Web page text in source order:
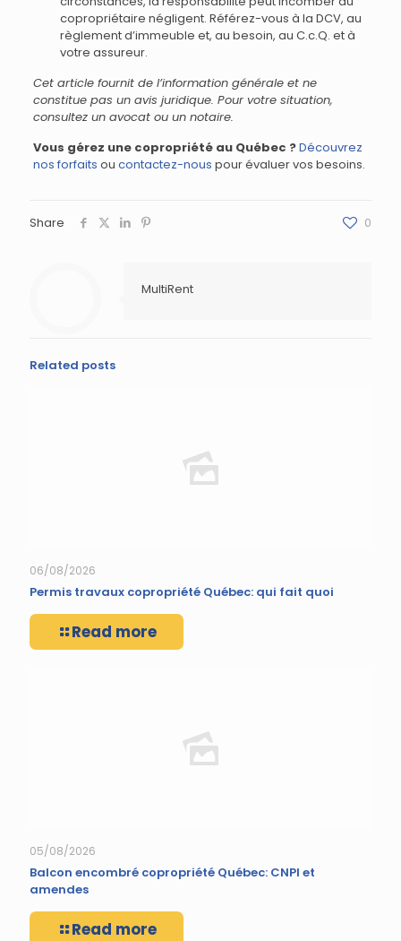
copropriétaire négligent. Référez-vous à la DCV, au
règlement d’immeuble et, au besoin, au C.c.Q. et à
votre assureur.
Cet article fournit de l’information générale et ne
constitue pas un avis juridique. Pour votre situation,
consultez un avocat ou un notaire.
Vous gérez une copropriété au Québec ?Découvrez
nos forfaits ou contactez-nous pour évaluer vos besoins.
Share 0
MultiRent
Related posts
06/08/2026
Permis travaux copropriété Québec: qui fait quoi
Read more
05/08/2026
Balcon encombré copropriété Québec: CNPI et
amendes
Read more